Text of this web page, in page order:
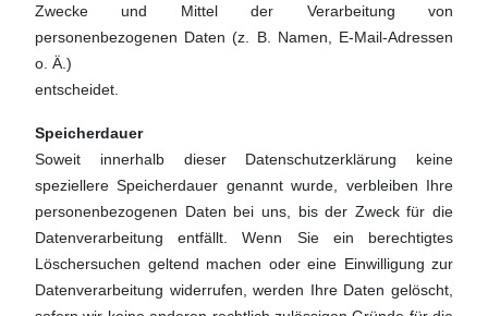
Zwecke und Mittel der Verarbeitung von
personenbezogenen Daten (z. B. Namen, E-Mail-Adressen
o. Ä.)
entscheidet.
Speicherdauer
Soweit innerhalb dieser Datenschutzerklärung keine
speziellere Speicherdauer genannt wurde, verbleiben Ihre
personenbezogenen Daten bei uns, bis der Zweck für die
Datenverarbeitung entfällt. Wenn Sie ein berechtigtes
Löschersuchen geltend machen oder eine Einwilligung zur
Datenverarbeitung widerrufen, werden Ihre Daten gelöscht,